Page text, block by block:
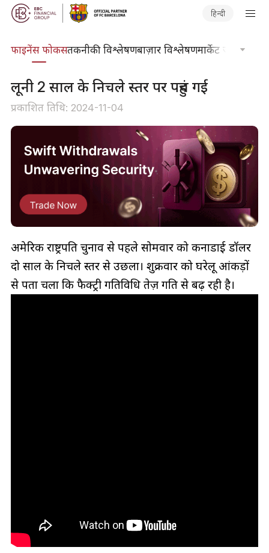
हिन्दी
फाइनेंस फोकसतकनीकी विश्लेषणबाज़ार विश्लेषणमार्केट जर्नलट्रेडिंग
लूनी 2 साल के निचले स्तर पर पहुंच गई
प्रकाशित तिथि: 2024-11-04
अमेरिकी राष्ट्रपति चुनाव से पहले सोमवार को कनाडाई डॉलर
दो साल के निचले स्तर से उछला। शुक्रवार को घरेलू आंकड़ों
से पता चला कि फैक्ट्री गतिविधि तेज़ गति से बढ़ रही है।